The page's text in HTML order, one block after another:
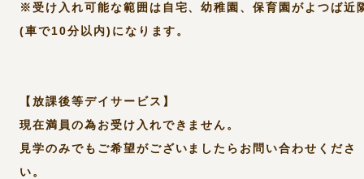
※受け入れ可能な範囲は自宅、幼稚園、保育園がよつば近
(車で10分以内)になります。
【放課後等デイサービス】
現在満員の為お受け入れできません。
見学のみでもご希望がございましたらお問い合わせくださ
い。